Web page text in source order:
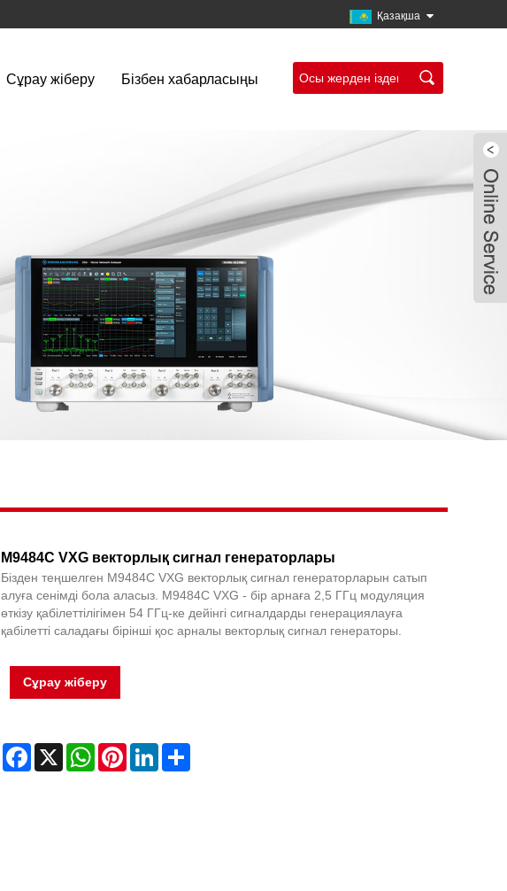
Қазақша
Сұрау жіберу Бізбен хабарласыңы
M9484C VXG векторлық сигнал генераторлары
Бізден теңшелген M9484C VXG векторлық сигнал генераторларын сатып
алуға сенімді бола аласыз. M9484C VXG - бір арнаға 2,5 ГГц модуляция
өткізу қабілеттілігімен 54 ГГц-ке дейінгі сигналдарды генерациялауға
қабілетті саладағы бірінші қос арналы векторлық сигнал генераторы.
Сұрау жіберу
Facebook
X WhatsAppPinterestLinkedInShare